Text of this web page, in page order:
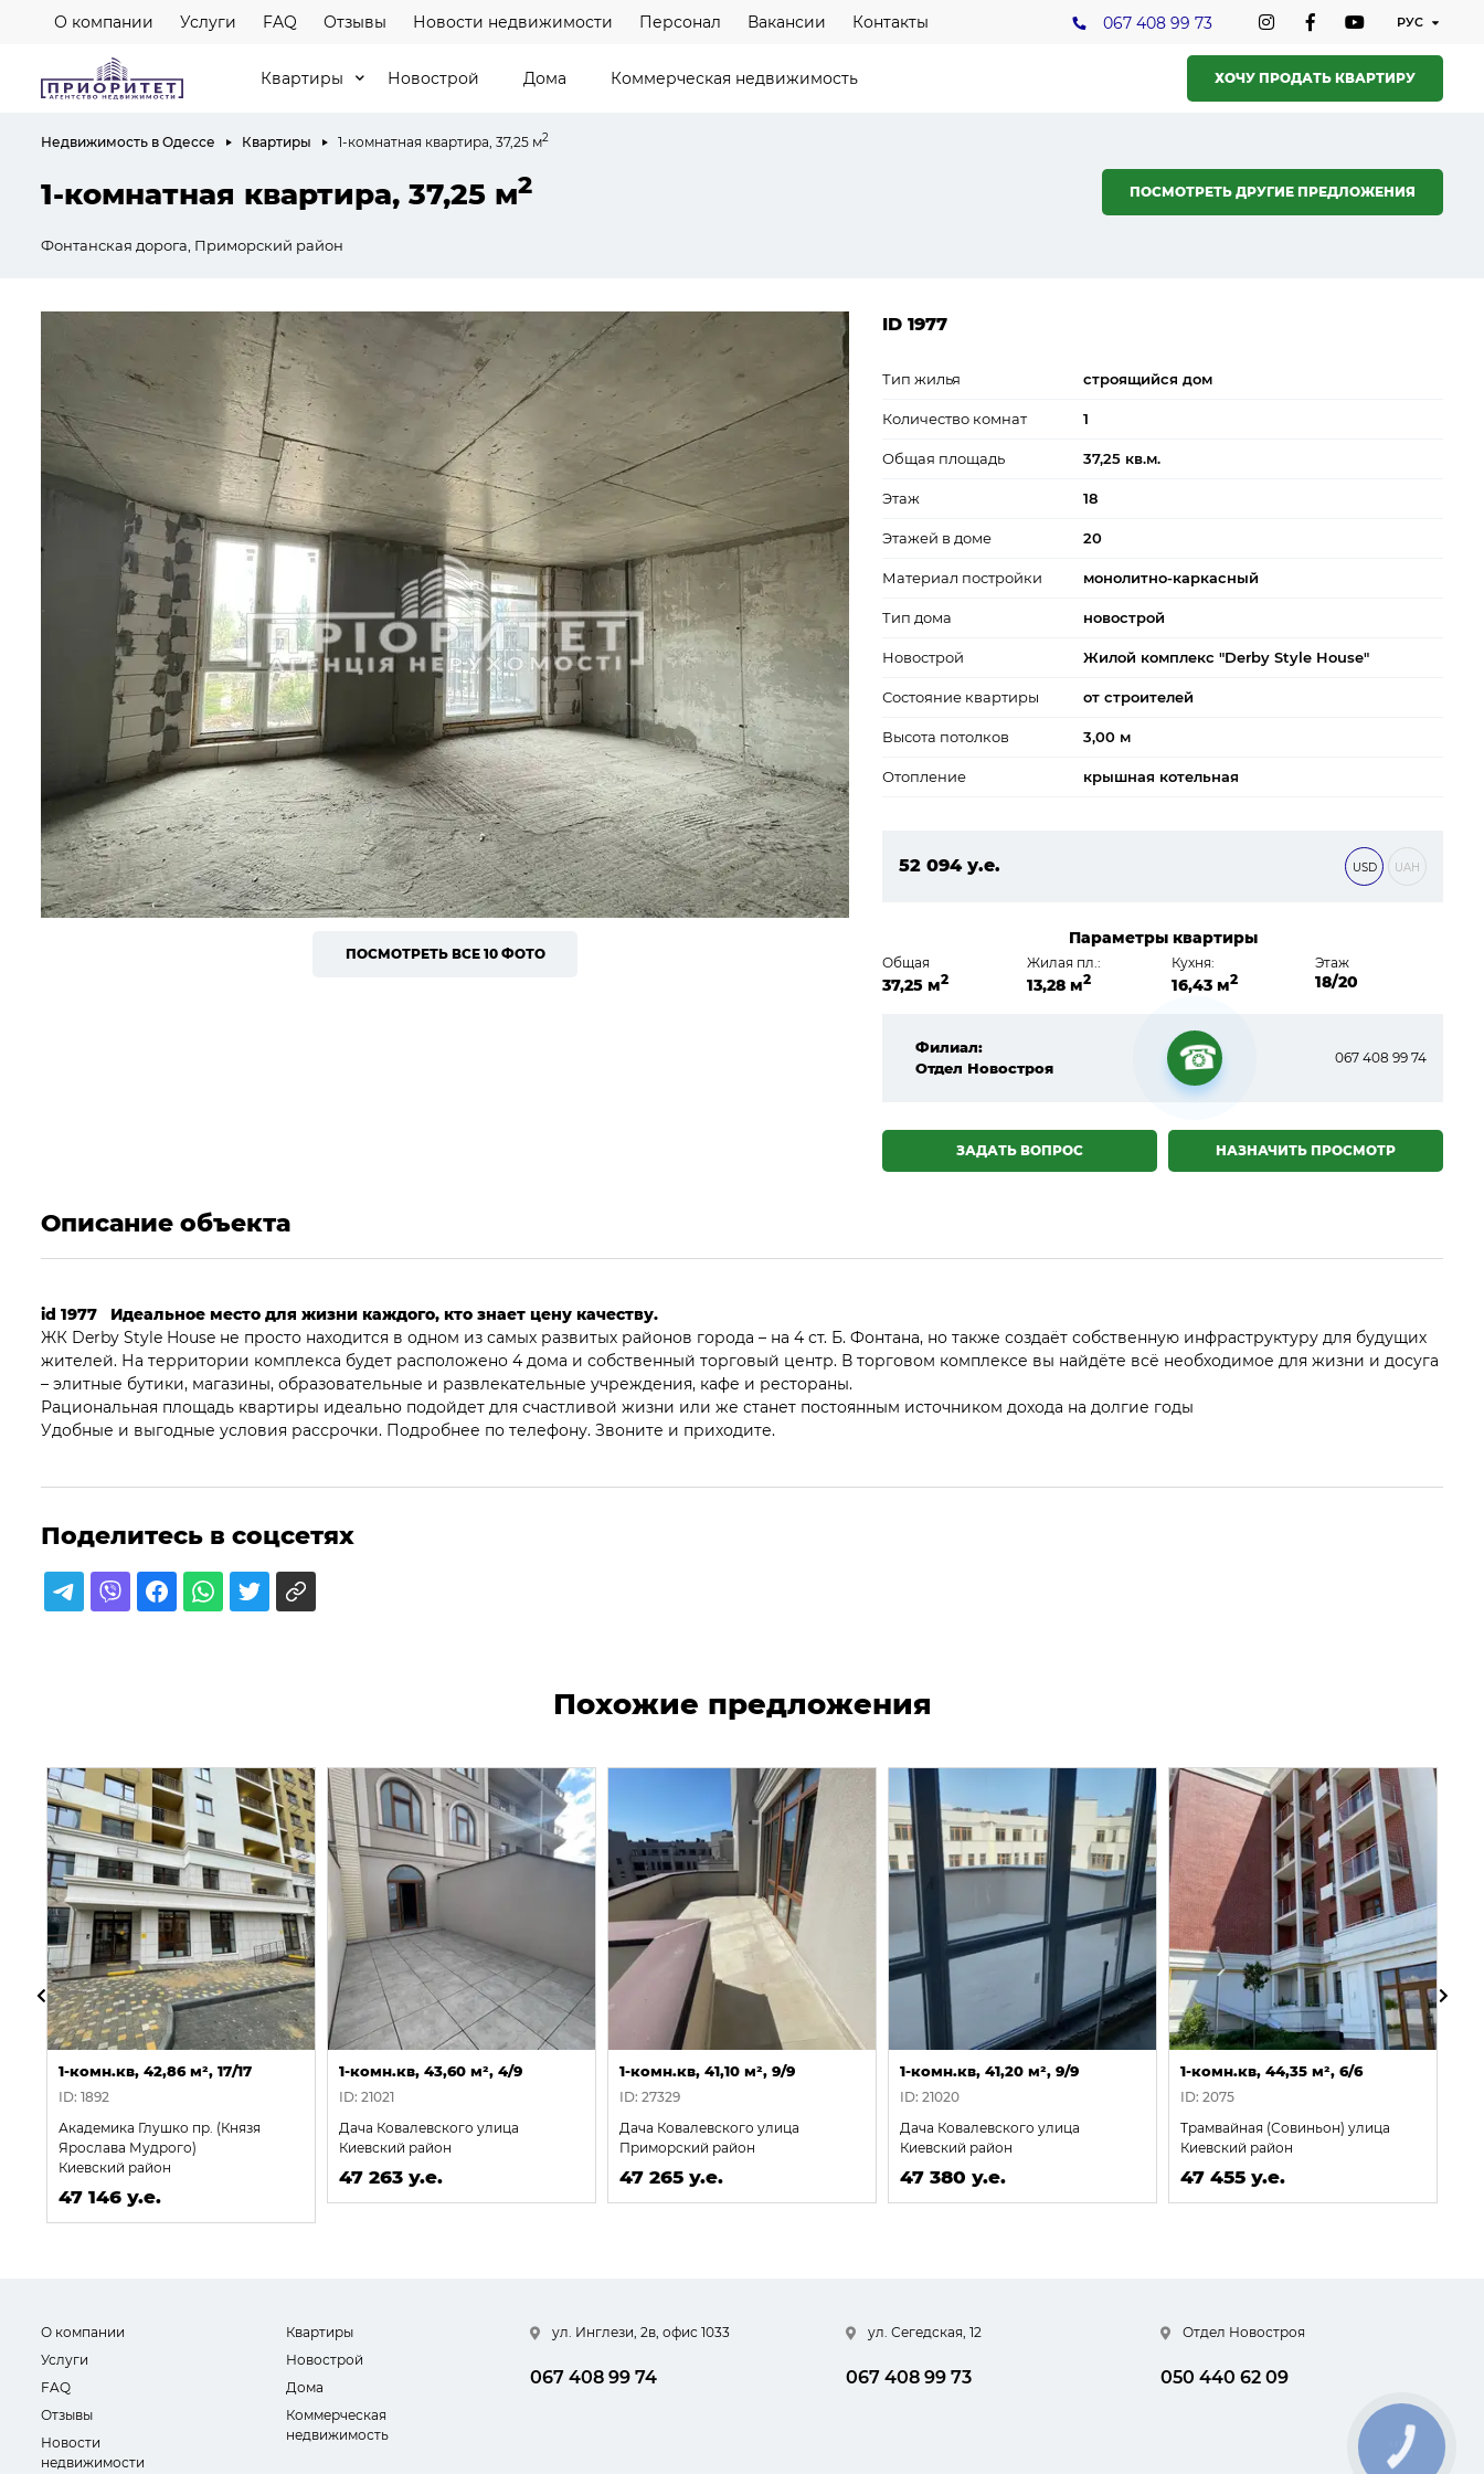
О компании Услуги FAQ Отзывы Новости недвижимости Персонал Вакансии Контакты 067 408 99 73
Квартиры Новострой Дома Коммерческая недвижимость ХОЧУ ПРОДАТЬ КВАРТИРУ
Недвижимость в Одессе Квартиры 1-комнатная квартира, 37,25 м2
1-комнатная квартира, 37,25 м2
Фонтанская дорога, Приморский район
ПОСМОТРЕТЬ ДРУГИЕ ПРЕДЛОЖЕНИЯ
ПОСМОТРЕТЬ ВСЕ 10 ФОТО
ID 1977
Тип жилья строящийся дом
Количество комнат 1
Общая площадь 37,25 кв.м.
Этаж 18
Этажей в доме 20
Материал постройки монолитно-каркасный
Тип дома новострой
Новострой Жилой комплекс "Derby Style House"
Состояние квартиры от строителей
Высота потолков 3,00 м
Отопление крышная котельная
52 094 у.е.
USD UAH
Параметры квартиры
Общая
37,25 м2
Жилая пл.:
13,28 м2
Кухня:
16,43 м2
Этаж
18/20
Филиал:
Отдел Новостроя
☎
067 408 99 74
НАЗНАЧИТЬ ПРОСМОТР
ЗАДАТЬ ВОПРОС
Описание объекта
id 1977 Идеальное место для жизни каждого, кто знает цену качеству.
ЖК Derby Style House не просто находится в одном из самых развитых районов города – на 4 ст. Б. Фонтана, но также создаёт собственную инфраструктуру для будущих
жителей. На территории комплекса будет расположено 4 дома и собственный торговый центр. В торговом комплексе вы найдёте всё необходимое для жизни и досуга
– элитные бутики, магазины, образовательные и развлекательные учреждения, кафе и рестораны.
Рациональная площадь квартиры идеально подойдет для счастливой жизни или же станет постоянным источником дохода на долгие годы
Удобные и выгодные условия рассрочки. Подробнее по телефону. Звоните и приходите.
Поделитесь в соцсетях
Похожие предложения
1-комн.кв, 42,86 м², 17/17
ID: 1892
Академика Глушко пр. (Князя
Ярослава Мудрого)
Киевский район
47 146 у.е.
1-комн.кв, 43,60 м², 4/9
ID: 21021
Дача Ковалевского улица
Киевский район
47 263 у.е.
1-комн.кв, 41,10 м², 9/9
ID: 27329
Дача Ковалевского улица
Приморский район
47 265 у.е.
1-комн.кв, 41,20 м², 9/9
ID: 21020
Дача Ковалевского улица
Киевский район
47 380 у.е.
1-комн.кв, 44,35 м², 6/6
ID: 2075
Трамвайная (Совиньон) улица
Киевский район
47 455 у.е.
О компании
Услуги
FAQ
Отзывы
Новости
недвижимости
Квартиры
Новострой
Дома
Коммерческая
недвижимость
ул. Инглези, 2в, офис 1033
067 408 99 74
ул. Сегедская, 12
067 408 99 73
Отдел Новостроя
050 440 62 09